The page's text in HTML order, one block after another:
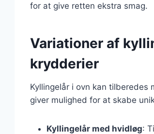
for at give retten ekstra smag.
Variationer af
krydderier
Kyllingelår i ovn kan
giver mulighed for at skabe
Kyllingelår med hvidløg: